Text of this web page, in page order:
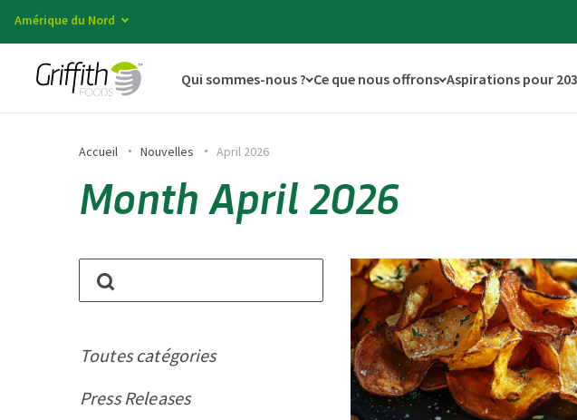
Amérique du Nord
Qui sommes-nous ? Ce que nous offrons Aspirations pour
Accueil Nouvelles April 2026
Month April 2026
Toutes catégories
Press Releases